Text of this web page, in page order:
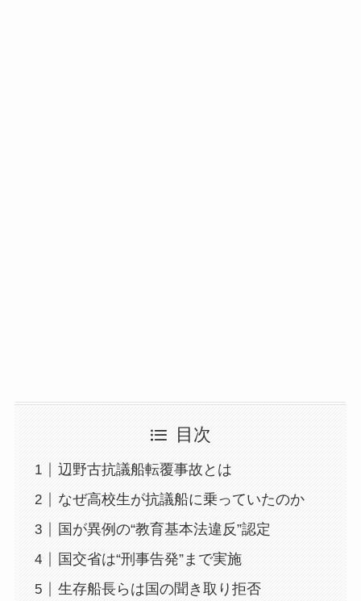
目次
辺野古抗議船転覆事故とは
なぜ高校生が抗議船に乗っていたのか
国が異例の“教育基本法違反”認定
国交省は“刑事告発”まで実施
生存船長らは国の聞き取り拒否